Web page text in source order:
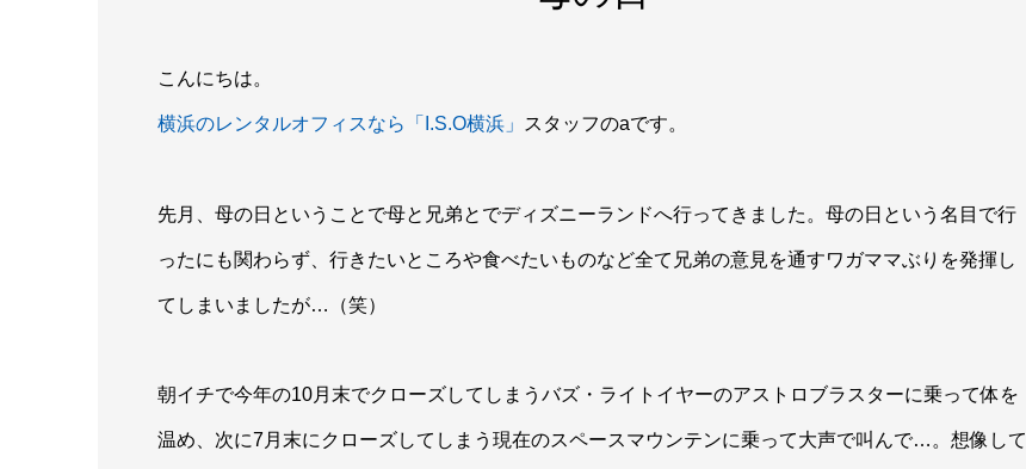
こんにちは。
横浜のレンタルオフィスなら「I.S.O横浜」 スタッフのaです。
先月、母の日ということで母と兄弟とでディズニーランドへ行ってきました。母の日という名目で行
ったにも関わらず、行きたいところや食べたいものなど全て兄弟の意見を通すワガママぶりを発揮し
てしまいましたが…（笑）
朝イチで今年の10月末でクローズしてしまうバズ・ライトイヤーのアストロブラスターに乗って体を
温め、次に7月末にクローズしてしまう現在のスペースマウンテンに乗って大声で叫んで…。想像して